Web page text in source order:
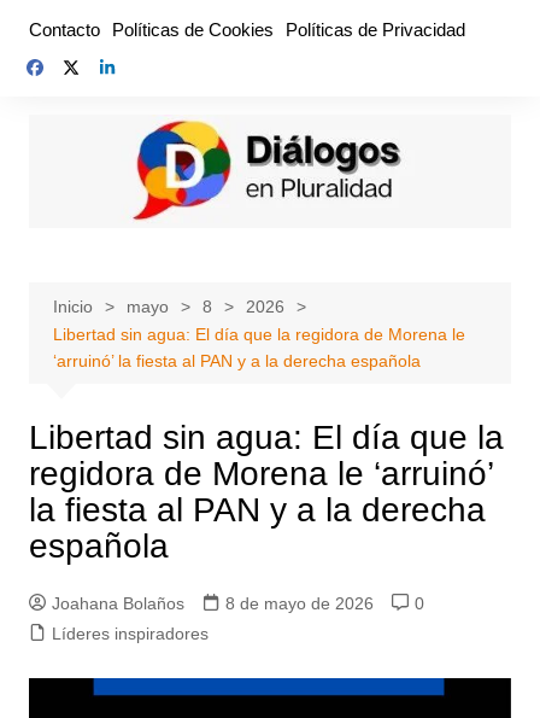
contenido
Contacto Políticas de Cookies Políticas de Privacidad
Inicio mayo 8
2026
Libertad sin agua: El día que la regidora de Morena le
‘arruinó’ la fiesta al PAN y a la derecha española
Libertad sin agua: El día que la
regidora de Morena le ‘arruinó’
la fiesta al PAN y a la derecha
española
Joahana Bolaños 8 de mayo de 2026
0
Líderes inspiradores